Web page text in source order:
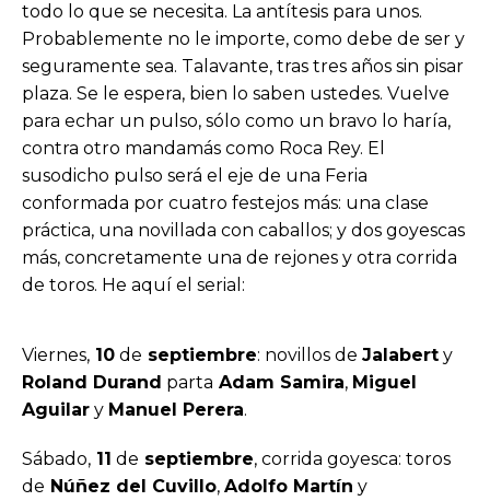
todo lo que se necesita. La antítesis para unos.
Probablemente no le importe, como debe de ser y
seguramente sea. Talavante, tras tres años sin pisar
plaza. Se le espera, bien lo saben ustedes. Vuelve
para echar un pulso, sólo como un bravo lo haría,
contra otro mandamás como Roca Rey. El
susodicho pulso será el eje de una Feria
conformada por cuatro festejos más: una clase
práctica, una novillada con caballos; y dos goyescas
más, concretamente una de rejones y otra corrida
de toros. He aquí el serial:
Viernes, 10 de septiembre: novillos de Jalabert y
Roland Durand parta Adam Samira, Miguel
Aguilar y Manuel Perera.
Sábado, 11 de septiembre, corrida goyesca: toros
de Núñez del Cuvillo, Adolfo Martín y